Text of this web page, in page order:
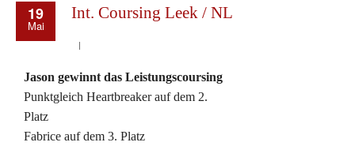
19
Mai
Int. Coursing Leek / NL
Jason gewinnt das Leistungscoursing
Punktgleich Heartbreaker auf dem 2.
Platz
Fabrice auf dem 3. Platz